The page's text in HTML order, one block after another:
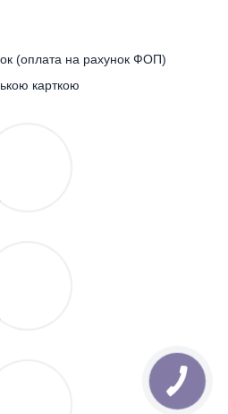
(оплата на рахунок ФОП)
карткою